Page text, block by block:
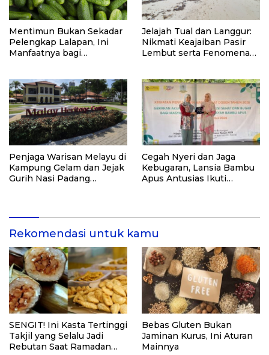
Mentimun Bukan Sekadar
Pelengkap Lalapan, Ini
Manfaatnya bagi
Jelajah Tual dan Langgur:
Nikmati Keajaiban Pasir
Lembut serta Fenomena
Penjaga Warisan Melayu di
Kampung Gelam dan Jejak
Gurih Nasi Padang
Cegah Nyeri dan Jaga
Kebugaran, Lansia Bambu
Apus Antusias Ikuti
Rekomendasi untuk kamu
SENGIT! Ini Kasta Tertinggi
Takjil yang Selalu Jadi
Rebutan Saat Ramadan
Bebas Gluten Bukan
Jaminan Kurus, Ini Aturan
Mainnya